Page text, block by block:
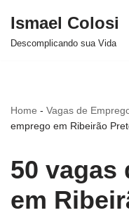
Avançar
Ismael Colosi
Descomplicando sua Vida
Home - Vagas de
emprego em Ribeirão
50 vagas
em